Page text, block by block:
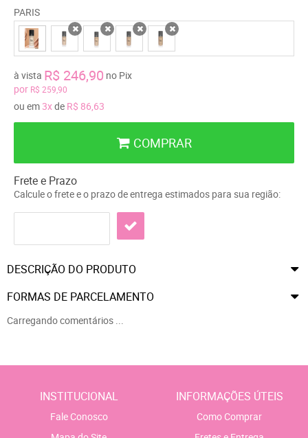
PARIS
por R$ 259,90
à vista R$ 246,90 no Pix
ou em3xde R$ 86,63
COMPRAR
Frete e Prazo
Calcule o frete e o prazo de entrega estimados para sua região:
DESCRIÇÃO DO PRODUTO
FORMAS DE PARCELAMENTO
Carregando comentários ...
INSTITUCIONAL
Fale Conosco
INFORMAÇÕES ÚTEIS
Como Comprar